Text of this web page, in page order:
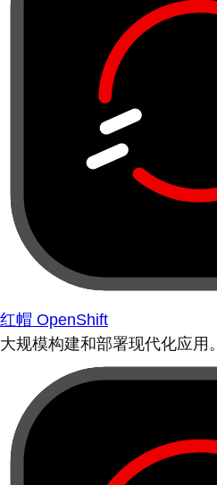
红帽 OpenShift
大规模构建和部署现代化应用。